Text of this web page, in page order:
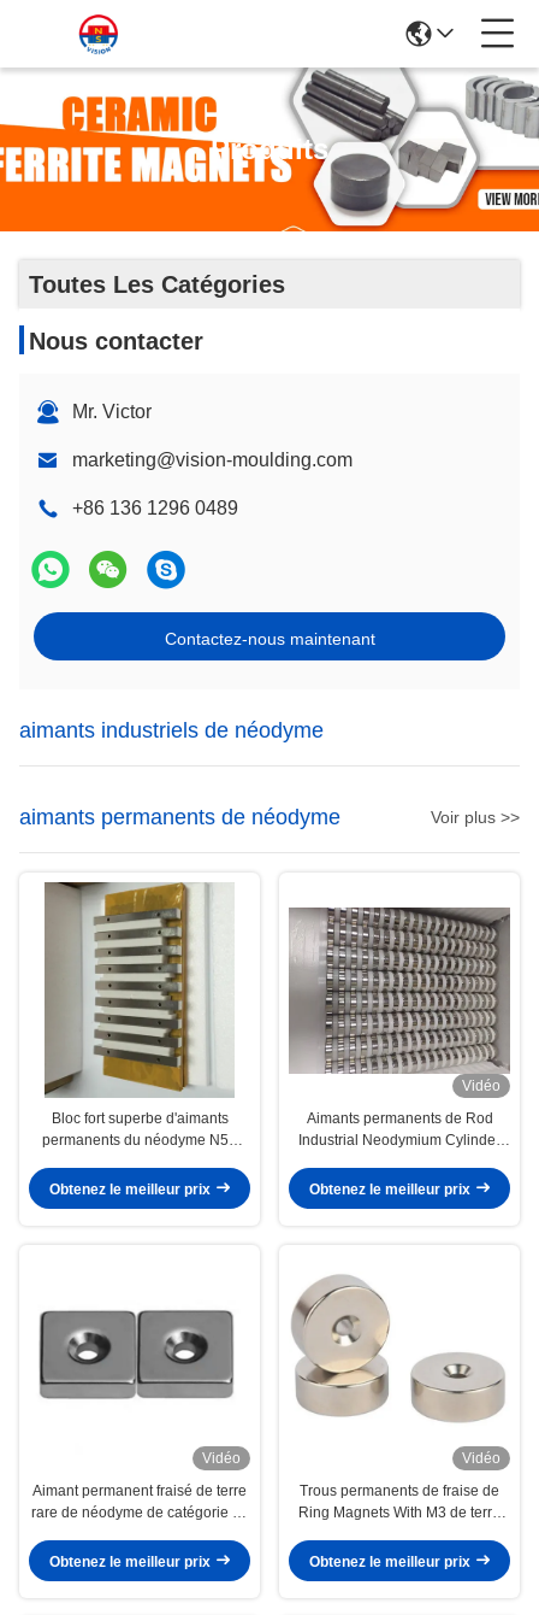
Produits
Toutes Les Catégories
Nous contacter
Mr. Victor
marketing@vision-moulding.com
+86 136 1296 0489
Contactez-nous maintenant
aimants industriels de néodyme
aimants permanents de néodyme Voir plus >>
Bloc fort superbe d'aimants
permanents du néodyme N52
Obtenez le meilleur prix
Vidéo
Aimants permanents de Rod
Industrial Neodymium Cylinder
Obtenez le meilleur prix
Vidéo
Aimant permanent fraisé de terre
rare de néodyme de catégorie du
Obtenez le meilleur prix
Vidéo
Trous permanents de fraise de
Ring Magnets With M3 de terre
Obtenez le meilleur prix